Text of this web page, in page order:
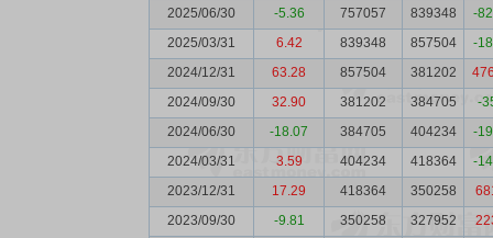
2025/06/30
-5.36 757057 839348
-
2025/03/31
6.42 839348 857504
-
2024/12/31
63.28 857504 381202
2024/09/30
32.90 381202 384705
-
2024/06/30
-18.07 384705 404234
-
2024/03/31
3.59 404234 418364
-
2023/12/31
17.29 418364 350258
2023/09/30
-9.81 350258 327952